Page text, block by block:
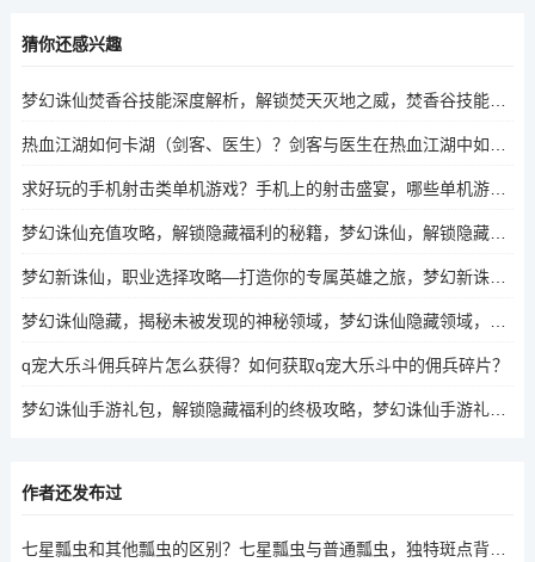
猜你还感兴趣
梦幻诛仙焚香谷技能深度解析，解锁焚天灭地之威，焚香谷技能揭秘，解锁梦幻诛仙焚天灭地之威的秘密
求好玩的手机射击类单机游戏？手机上的射击盛宴，哪些单机游戏值得一试？
梦幻诛仙充值攻略，解锁隐藏福利的秘籍，梦幻诛仙，解锁隐藏福利的充值秘籍
梦幻新诛仙，职业选择攻略—打造你的专属英雄之旅，梦幻新诛仙，如何选择职业，打造你的专属英雄之旅？
q宠大乐斗佣兵碎片怎么获得？如何获取q宠大乐斗中的佣兵碎片？
梦幻诛仙手游礼包，解锁隐藏福利的终极攻略，梦幻诛仙手游礼包，解锁隐藏福利的终极秘籍
作者还发布过
七星瓢虫和其他瓢虫的区别？七星瓢虫与普通瓢虫，独特斑点背后的秘密？